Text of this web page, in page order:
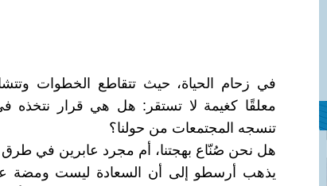
في زحام الحياة، حيث تتقاطع الخطوات
معلقًا كغيمة لا تستقر: هل هي قرار نتخذه
تنسجه المجتمعات من حولنا؟
هل نحن صُنّاع بهجتنا، أم مجرد عابرين في
يذهب أرسطو إلى أن السعادة ليست ومضة